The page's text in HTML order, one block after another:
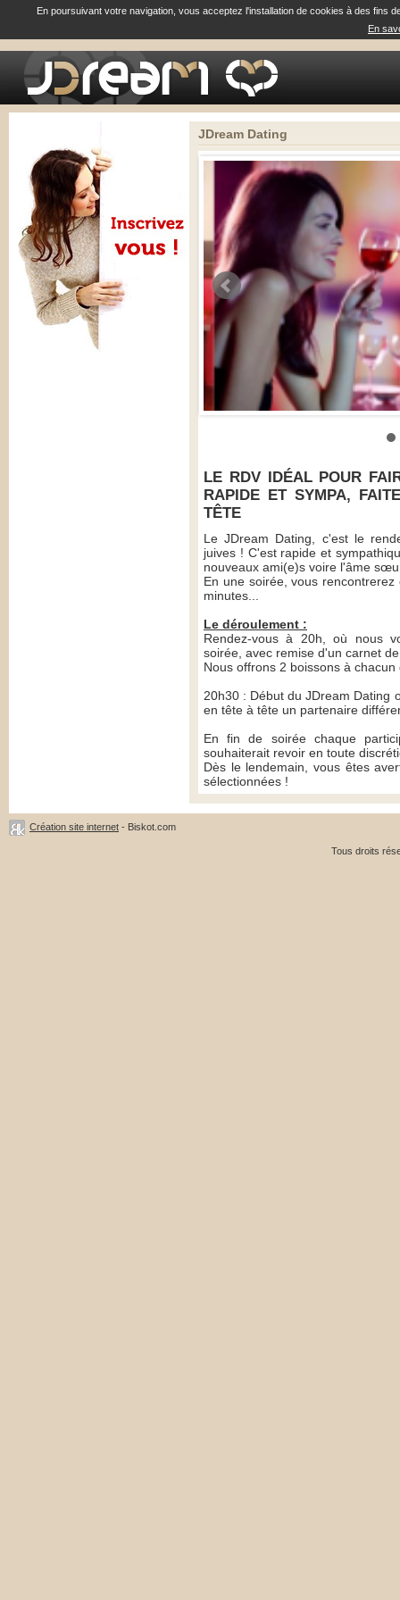
En poursuivant votre navigation, vous acceptez l'installation de cookies à des
En
JDream Dating
LE RDV IDÉAL POUR
RAPIDE ET SYMPA,
TÊTE
Le JDream Dating, c'est le
juives ! C'est rapide et
nouveaux ami(e)s voire l'âme
En une soirée, vous
minutes...
Le déroulement :
Rendez-vous à 20h, où nous
soirée, avec remise d'un carnet
Nous offrons 2 boissons à
20h30 : Début du JDream Dating
en tête à tête un partenaire
En fin de soirée chaque
souhaiterait revoir en toute
Dès le lendemain, vous êtes
sélectionnées !
Création site internet - Biskot.com
Tous droits